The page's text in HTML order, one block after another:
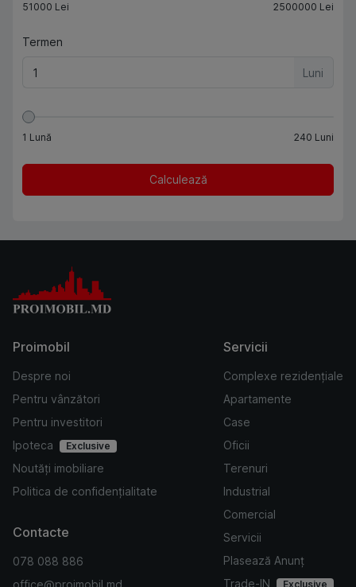
51000 Lei 2500000 Lei
Termen
Luni
1 Lună 240 Luni
Calculează
Proimobil
Despre noi
Pentru vânzători
Pentru investitori
Ipoteca
Exclusive
Noutăți imobiliare
Politica de confidențialitate
Servicii
Complexe rezidențiale
Apartamente
Case
Oficii
Terenuri
Industrial
Comercial
Servicii
Plasează Anunț
Trade-IN
Exclusive
Contacte
078 088 886